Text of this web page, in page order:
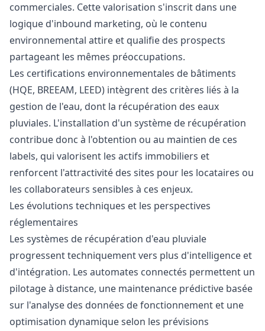
commerciales. Cette valorisation s'inscrit dans une
logique d'inbound marketing, où le contenu
environnemental attire et qualifie des prospects
partageant les mêmes préoccupations.
Les certifications environnementales de bâtiments
(HQE, BREEAM, LEED) intègrent des critères liés à la
gestion de l'eau, dont la récupération des eaux
pluviales. L'installation d'un système de récupération
contribue donc à l'obtention ou au maintien de ces
labels, qui valorisent les actifs immobiliers et
renforcent l'attractivité des sites pour les locataires ou
les collaborateurs sensibles à ces enjeux.
Les évolutions techniques et les perspectives
réglementaires
Les systèmes de récupération d'eau pluviale
progressent techniquement vers plus d'intelligence et
d'intégration. Les automates connectés permettent un
pilotage à distance, une maintenance prédictive basée
sur l'analyse des données de fonctionnement et une
optimisation dynamique selon les prévisions